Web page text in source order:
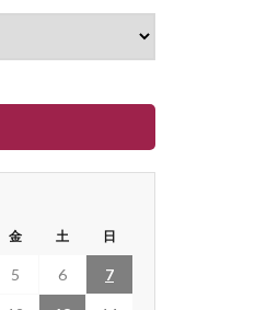
金 土 日
5 6 7